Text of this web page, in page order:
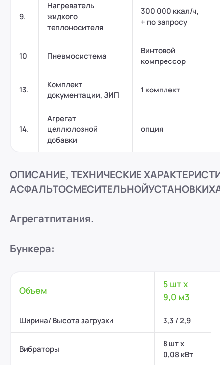
9.
Нагреватель
жидкого
теплоносителя
300 000 ккал/ч,
+ по запросу
10. Пневмосистема
Винтовой
компрессор
13.
Комплект
документации, ЗИП
1 комплект
14.
Агрегат
целлюлозной
добавки
опция
ОПИСАНИЕ, ТЕХНИЧЕСКИЕ
АСФАЛЬТОСМЕСИТЕЛЬНОЙУСТАНОВКИ
Агрегатпитания.
Бункера:
Объем
5 шт x
9,0 м3
Ширина/ Высота загрузки 3,3 / 2,9
Вибраторы
8 шт x
0,08 кВт